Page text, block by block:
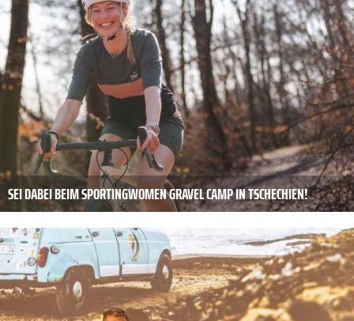
SEI DABEI BEIM SPORTINGWOMEN GRAVEL CAMP IN TSCHECHIEN!